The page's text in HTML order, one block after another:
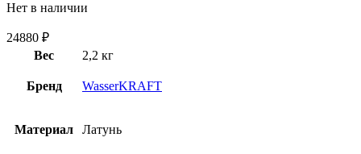
Нет в наличии
24880 ₽
Вес
2,2 кг
Бренд WasserKRAFT
Материал Латунь